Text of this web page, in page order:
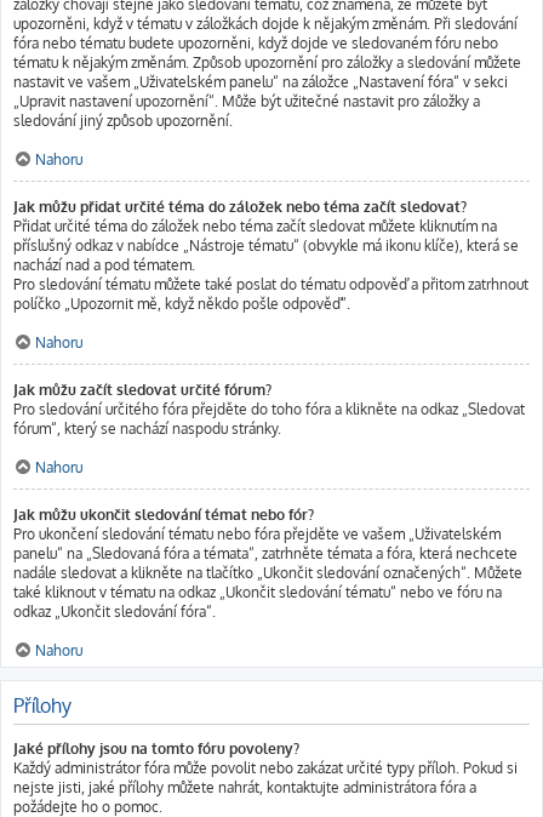
záložky chovají stejně jako sledování tématu, což znamená, že můžete být
upozorněni, když v tématu v záložkách dojde k nějakým změnám. Při sledování
fóra nebo tématu budete upozorněni, když dojde ve sledovaném fóru nebo
tématu k nějakým změnám. Způsob upozornění pro záložky a sledování můžete
nastavit ve vašem „Uživatelském panelu“ na záložce „Nastavení fóra“ v sekci
„Upravit nastavení upozornění“. Může být užitečné nastavit pro záložky a
sledování jiný způsob upozornění.
Nahoru
Jak můžu přidat určité téma do záložek nebo téma začít sledovat?
Přidat určité téma do záložek nebo téma začít sledovat můžete kliknutím na
příslušný odkaz v nabídce „Nástroje tématu“ (obvykle má ikonu klíče), která se
nachází nad a pod tématem.
Pro sledování tématu můžete také poslat do tématu odpověď a přitom zatrhnout
políčko „Upozornit mě, když někdo pošle odpověď“.
Nahoru
Jak můžu začít sledovat určité fórum?
Pro sledování určitého fóra přejděte do toho fóra a klikněte na odkaz „Sledovat
fórum“, který se nachází naspodu stránky.
Nahoru
Jak můžu ukončit sledování témat nebo fór?
Pro ukončení sledování tématu nebo fóra přejděte ve vašem „Uživatelském
panelu“ na „Sledovaná fóra a témata“, zatrhněte témata a fóra, která nechcete
nadále sledovat a klikněte na tlačítko „Ukončit sledování označených“. Můžete
také kliknout v tématu na odkaz „Ukončit sledování tématu“ nebo ve fóru na
odkaz „Ukončit sledování fóra“.
Nahoru
Přílohy
Jaké přílohy jsou na tomto fóru povoleny?
Každý administrátor fóra může povolit nebo zakázat určité typy příloh. Pokud si
nejste jisti, jaké přílohy můžete nahrát, kontaktujte administrátora fóra a
požádejte ho o pomoc.